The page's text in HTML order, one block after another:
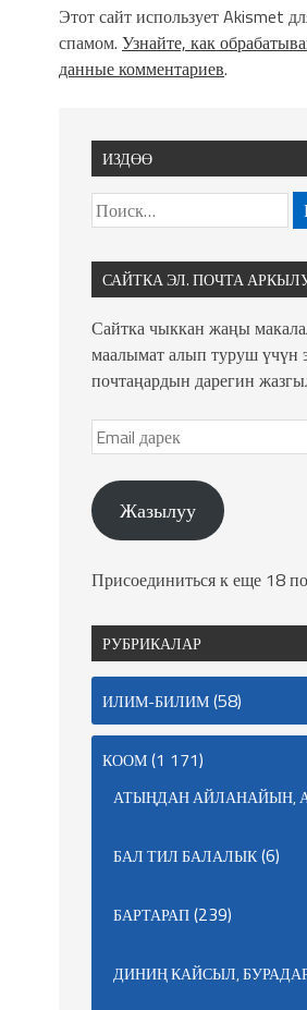
Этот сайт использует Akismet
спамом. Узнайте, как
данные комментариев.
ИЗДӨӨ
САЙТКА ЭЛ. ПОЧТА
Сайтка чыккан жаңы
маалымат алып туруш үчүн
почтаңардын дарегин
Жазылуу
Присоединиться к еще 18
РУБРИКАЛАР
ИЛИМ-БИЛИМ(58)
КООМ(1 171)
АТЫҢДАН АЙЛАНАЙЫН,
БАЛ ТИЛ БАЛАЛЫК(6)
БАРТАРАП(239)
ДИНИҢ КАЙСЫЛ,